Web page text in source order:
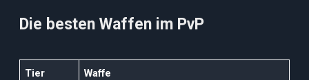
Die besten Waffen im PvP
Tier Waffe